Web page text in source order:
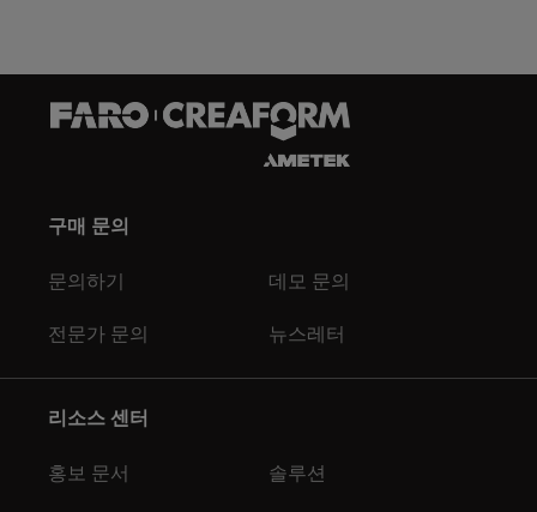
구매 문의
문의하기 데모 문의
전문가 문의 뉴스레터
리소스 센터
홍보 문서 솔루션